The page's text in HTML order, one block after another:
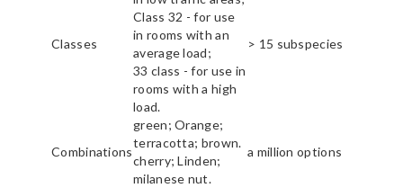
Classes
Class 32 - for use
in rooms with an
average load;
33 class - for use in
rooms with a high
load.
> 15 subspecies
Combinations
green; Orange;
terracotta; brown.
cherry; Linden;
milanese nut.
a million options